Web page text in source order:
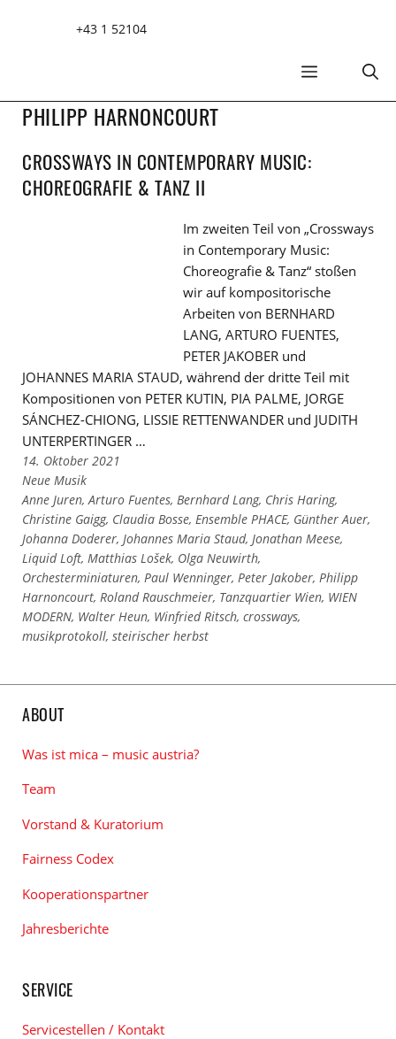
+43 1 52104
MENÜ
PHILIPP HARNONCOURT
CROSSWAYS IN CONTEMPORARY MUSIC:
CHOREOGRAFIE & TANZ II
Im zweiten Teil von „Crossways
in Contemporary Music:
Choreografie & Tanz“ stoßen
wir auf kompositorische
Arbeiten von BERNHARD
LANG, ARTURO FUENTES,
PETER JAKOBER und
JOHANNES MARIA STAUD, während der dritte Teil mit
Kompositionen von PETER KUTIN, PIA PALME, JORGE
SÁNCHEZ-CHIONG, LISSIE RETTENWANDER und JUDITH
UNTERPERTINGER …
14. Oktober 2021
Links
zu
den
Kategorien
Neue Musik
Links
zu
den
Tags
Anne Juren, Arturo Fuentes, Bernhard Lang, Chris Haring,
Christine Gaigg, Claudia Bosse, Ensemble PHACE, Günther Auer,
Johanna Doderer, Johannes Maria Staud, Jonathan Meese,
Liquid Loft, Matthias Lošek, Olga Neuwirth,
Orchesterminiaturen, Paul Wenninger, Peter Jakober, Philipp
Harnoncourt, Roland Rauschmeier, Tanzquartier Wien, WIEN
MODERN, Walter Heun, Winfried Ritsch, crossways,
musikprotokoll, steirischer herbst
ABOUT
Was ist mica – music austria?
Team
Vorstand & Kuratorium
Fairness Codex
Kooperationspartner
Jahresberichte
SERVICE
Servicestellen / Kontakt